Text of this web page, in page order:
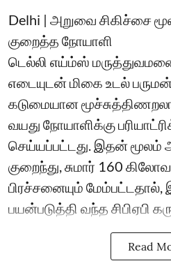
Delhi | அறுவை சிகிச்சை
குறைத்த நோயாளி
டெல்லி எய்ம்ஸ்
எடையுடன் மிகை உடல்
கடுமையான
வயது நோயாளிக்கு
செய்யப்பட்டது. இதன் மூலம்
குறைந்து, சுமார் 160
பிரச்சனையும் மேம்பட்டதால்,
பயன்படுத்தி வந்த சிபிஏபி
Read